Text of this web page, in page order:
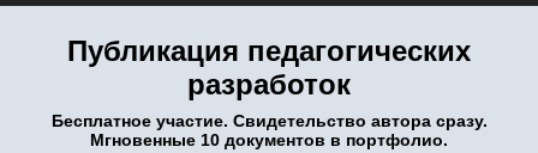
Публикация педагогических
разработок
Бесплатное участие. Свидетельство автора сразу.
Мгновенные 10 документов в портфолио.